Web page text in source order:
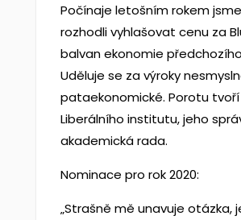
Počínaje letošním rokem
rozhodli vyhlašovat cenu za
balvan ekonomie
Uděluje se za výroky
pataekonomické. Porotu
Liberálního institutu, jeho
akademická rada.
Nominace pro rok 2020:
„Strašně mě unavuje otázka,